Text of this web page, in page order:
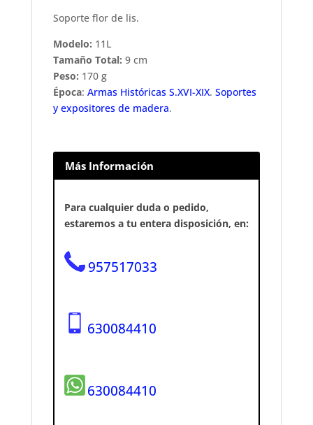
Soporte flor de lis.
Modelo: 11L
Tamaño Total: 9 cm
Peso: 170 g
Época: Armas Históricas S.XVI-XIX. Soportes
y expositores de madera.
Más Información
Para cualquier duda o pedido,
estaremos a tu entera disposición, en:
957517033
630084410
630084410